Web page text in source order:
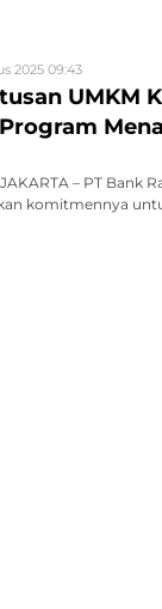
2025 09:43
UMKM
– PT Bank
komitmennya